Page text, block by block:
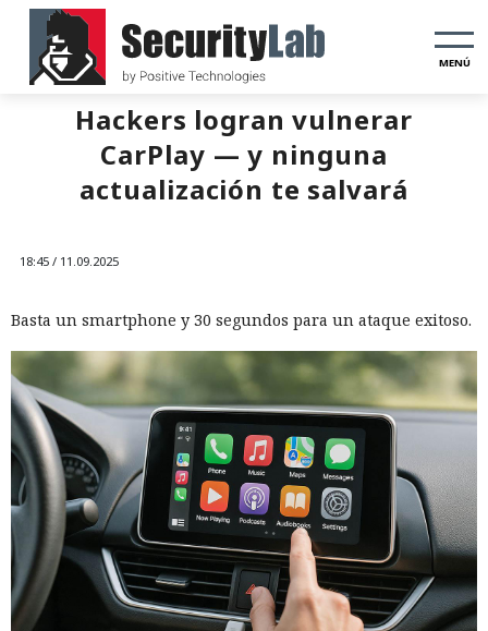
MENÚ
Hackers logran vulnerar
CarPlay — y ninguna
actualización te salvará
18:45 / 11.09.2025
Basta un smartphone y 30 segundos para un ataque exitoso.